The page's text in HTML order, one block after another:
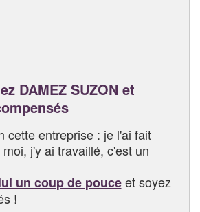
DAMEZ SUZON et
cette entreprise : je l'ai fait
j'y ai travaillé, c'est un
un coup de pouceet soyez
!